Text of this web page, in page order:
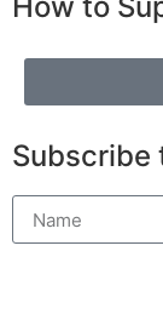
Subscribe